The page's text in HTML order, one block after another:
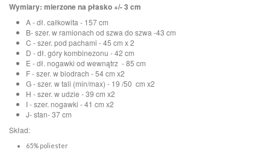
Wymiary: mierzone na płasko +/- 3 cm
A - dł. całkowita - 157 cm
B- szer. w ramionach od szwa do szwa -43 cm
C - szer. pod pachami - 45 cm x 2
D - dł. góry kombinezonu - 42 cm
E - dł. nogawki od wewnątrz - 85 cm
F - szer. w biodrach - 54 cm x2
G - szer. w tali (min/max) - 19 /50 cm x2
H - szer. w udzie - 39 cm x2
I - szer. nogawki - 41 cm x2
J- stan- 37 cm
Skład:
65% poliester